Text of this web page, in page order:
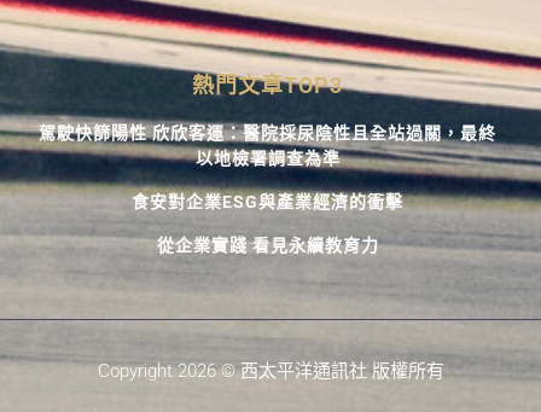
熱門文章TOP3
駕駛快篩陽性 欣欣客運：醫院採尿陰性且全站過關，最終
以地檢署調查為準
食安對企業ESG與產業經濟的衝擊
從企業實踐 看見永續教育力
Copyright 2026 © 西太平洋通訊社 版權所有